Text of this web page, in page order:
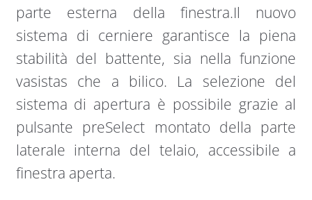
parte esterna della finestra.Il nuovo
sistema di cerniere garantisce la piena
stabilità del battente, sia nella funzione
vasistas che a bilico. La selezione del
sistema di apertura è possibile grazie al
pulsante preSelect montato della parte
laterale interna del telaio, accessibile a
finestra aperta.